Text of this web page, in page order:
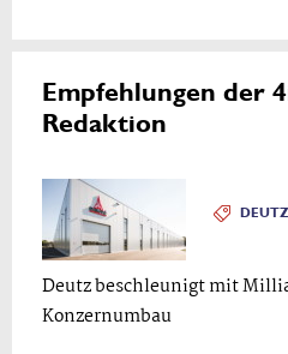
Empfehlungen der
Redaktion
DEUTZ
Deutz beschleunigt mit
Konzernumbau